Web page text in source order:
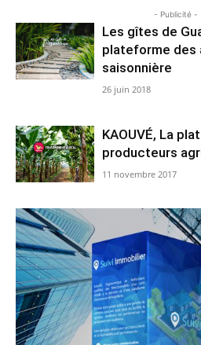
- Publicité -
Les gîtes de
plateforme des
saisonnière
26 juin 2018
KAOUVÉ, La
producteurs
11 novembre 2017